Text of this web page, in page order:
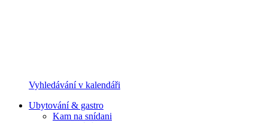
Vyhledávání v kalendáři
Ubytování & gastro
Kam na snídani